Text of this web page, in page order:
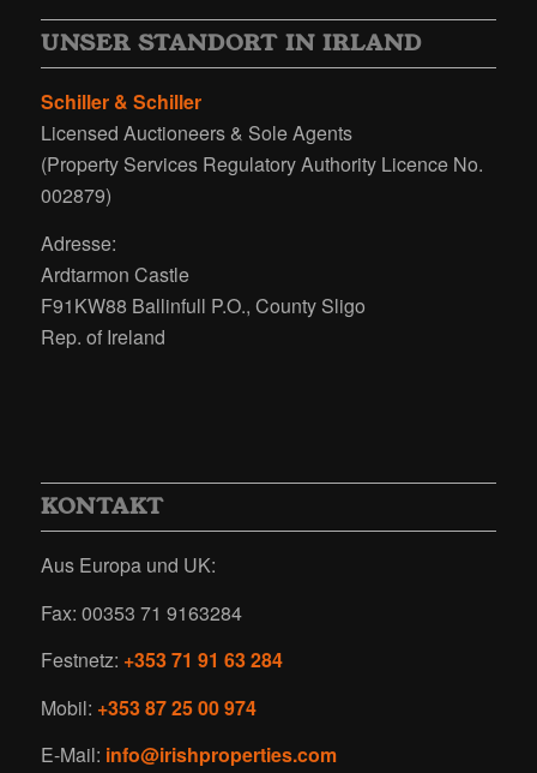
UNSER STANDORT IN IRLAND
Schiller & Schiller
Licensed Auctioneers & Sole Agents
(Property Services Regulatory Authority Licence No.
002879)
Adresse:
Ardtarmon Castle
F91KW88 Ballinfull P.O., County Sligo
Rep. of Ireland
KONTAKT
Aus Europa und UK:
Fax: 00353 71 9163284
Festnetz: +353 71 91 63 284
Mobil: +353 87 25 00 974
E-Mail: info@irishproperties.com